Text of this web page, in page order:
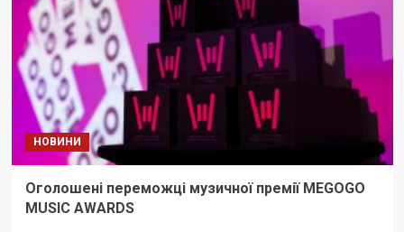
НОВИНИ
Оголошені переможці музичної премії MEGOGO
MUSIC AWARDS